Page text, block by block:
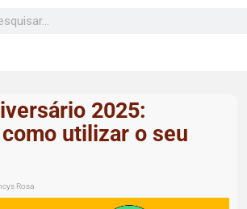
UM
2025:
utilizar o seu
Rosa